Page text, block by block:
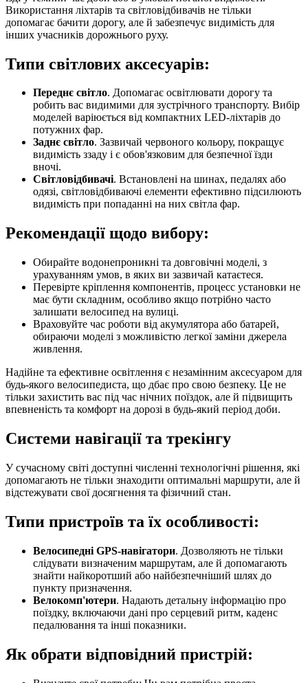
Використання ліхтарів та світловідбивачів не тільки
допомагає бачити дорогу, але й забезпечує видимість для
інших учасників дорожнього руху.
Типи світлових аксесуарів:
Переднє світло. Допомагає освітлювати дорогу та
робить вас видимими для зустрічного транспорту. Вибір
моделей варіюється від компактних LED-ліхтарів до
потужних фар.
Заднє світло. Зазвичай червоного кольору, покращує
видимість ззаду і є обов'язковим для безпечної їзди
вночі.
Світловідбивачі. Встановлені на шинах, педалях або
одязі, світловідбиваючі елементи ефективно підсилюють
видимість при попаданні на них світла фар.
Рекомендації щодо вибору:
Обирайте водонепроникні та довговічні моделі, з
урахуванням умов, в яких ви зазвичай катаєтеся.
Перевірте кріплення компонентів, процесс установки не
має бути складним, особливо якщо потрібно часто
залишати велосипед на вулиці.
Враховуйте час роботи від акумулятора або батарей,
обираючи моделі з можливістю легкої заміни джерела
живлення.
Надійне та ефективне освітлення є незамінним аксесуаром для
будь-якого велосипедиста, що дбає про свою безпеку. Це не
тільки захистить вас під час нічних поїздок, але й підвищить
впевненість та комфорт на дорозі в будь-який період доби.
Системи навігації та трекінгу
У сучасному світі доступні численні технологічні рішення, які
допомагають не тільки знаходити оптимальні маршрути, але й
відстежувати свої досягнення та фізичний стан.
Типи пристроїв та їх особливості:
Велосипедні GPS-навігатори. Дозволяють не тільки
слідувати визначеним маршрутам, але й допомагають
знайти найкоротший або найбезпечніший шлях до
пункту призначення.
Велокомп'ютери. Надають детальну інформацію про
поїздку, включаючи дані про серцевий ритм, каденс
педалювання та інші показники.
Як обрати відповідний пристрій: